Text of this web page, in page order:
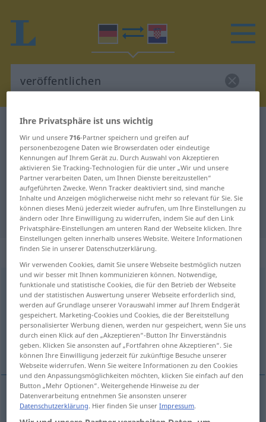
Deutsch-Kroatisch Wörterbuch
Deutsch-Kroatisch Übersetzung für
"veröffentlichen"
"veröffentlichen" Kroatisch
Übersetzung
„veröffentlichen“
veröffentlichen
Übersicht aller Übersetzungen
(Für mehr Details die Übersetzung anklicken/antippen)
objaviti, objelodaniti
objaviti(-avljivati), objelodaniti(-anjivati)
Ihre Privatsphäre ist uns wichtig
Wir und unsere716-Partner speichern und greifen auf
personenbezogene Daten wie Browserdaten oder eindeutige
Kennungen auf Ihrem Gerät zu. Durch Auswahl von Akzeptieren
aktivieren Sie Tracking-Technologien für die unter „Wir und unsere
Partner verarbeiten Daten, um Ihnen Dienste bereitzustellen“
aufgeführten Zwecke. Wenn Tracker deaktiviert sind, sind manche
Inhalte und Anzeigen möglicherweise nicht mehr so relevant für Sie. Sie
können dieses Menü jederzeit wieder aufrufen, um Ihre Einstellungen zu
ändern oder Ihre Einwilligung zu widerrufen, indem Sie auf den Link
Privatsphäre-Einstellungen am unteren Rand der Webseite klicken. Ihre
Einstellungen gelten innerhalb unseres Website. Weitere Informationen
finden Sie in unserer Datenschutzerklärung.
Wir verwenden Cookies, damit Sie unsere Webseite bestmöglich nutzen
und wir besser mit Ihnen kommunizieren können. Notwendige,
funktionale und statistische Cookies, die für den Betrieb der Webseite
und der statistischen Auswertung unserer Webseite erforderlich sind,
werden auf Grundlage unserer Vorauswahl immer auf Ihrem Endgerät
gespeichert. Marketing-Cookies und Cookies, die der Bereitstellung
personalisierter Werbung dienen, werden nur gespeichert, wenn Sie uns
durch einen Klick auf den „Akzeptieren“-Button Ihr Einverständnis
geben. Klicken Sie ansonsten auf „Fortfahren ohne Akzeptieren“. Sie
können Ihre Einwilligung jederzeit für zukünftige Besuche unserer
Webseite widerrufen. Wenn Sie weitere Informationen zu den Cookies
und den Anpassungsmöglichkeiten möchten, klicken Sie einfach auf den
Button „Mehr Optionen“. Weitergehende Hinweise zu der
Datenverarbeitung entnehmen Sie ansonsten unserer
Datenschutzerklärung. Hier finden Sie unserImpressum.